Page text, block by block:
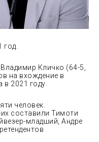
Кличко (64-5,
на вхождение в
2021 году.
человек.
составили Тимоти
младший, Андре